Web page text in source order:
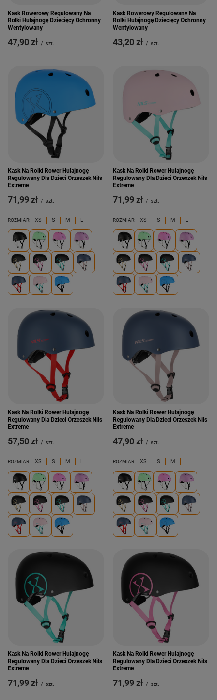
Kask Rowerowy Regulowany Na
Rolki Hulajnogę Dziecięcy Ochronny
Wentylowany
47,90 zł / szt.
Kask Rowerowy Regulowany Na
Rolki Hulajnogę Dziecięcy Ochronny
Wentylowany
43,20 zł / szt.
Kask Na Rolki Rower Hulajnogę
Regulowany Dla Dzieci Orzeszek Nils
Extreme
71,99 zł / szt.
ROZMIAR: XS S M L
Kask Na Rolki Rower Hulajnogę
Regulowany Dla Dzieci Orzeszek Nils
Extreme
71,99 zł / szt.
ROZMIAR: XS S M L
Kask Na Rolki Rower Hulajnogę
Regulowany Dla Dzieci Orzeszek Nils
Extreme
57,50 zł / szt.
ROZMIAR: XS S M L
Kask Na Rolki Rower Hulajnogę
Regulowany Dla Dzieci Orzeszek Nils
Extreme
47,90 zł / szt.
ROZMIAR: XS S M L
Kask Na Rolki Rower Hulajnogę
Regulowany Dla Dzieci Orzeszek Nils
Extreme
71,99 zł / szt.
Kask Na Rolki Rower Hulajnogę
Regulowany Dla Dzieci Orzeszek Nils
Extreme
71,99 zł / szt.